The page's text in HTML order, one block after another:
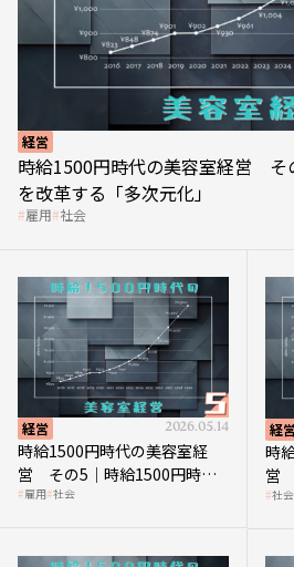
経営
時給1500円時代の美容室経営 そ
を改革する「多次元化」
雇用 社会
経営 2026.05.14
時給1500円時代の美容室経
営 その5｜時給1500円時代
の到来は美容業の収益構造を
雇用 社会
経
時
営
上社会